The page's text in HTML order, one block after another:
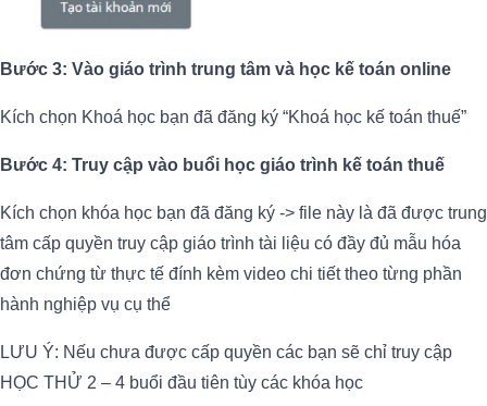
Bước 3: Vào giáo trình trung tâm và học kế toán online
Kích chọn Khoá học bạn đã đăng ký “Khoá học kế toán thuế”
Bước 4: Truy cập vào buổi học giáo trình kế toán thuế
Kích chọn khóa học bạn đã đăng ký -> file này là đã được trung
tâm cấp quyền truy cập giáo trình tài liệu có đầy đủ mẫu hóa
đơn chứng từ thực tế đính kèm video chi tiết theo từng phần
hành nghiệp vụ cụ thể
LƯU Ý: Nếu chưa được cấp quyền các bạn sẽ chỉ truy cập
HỌC THỬ 2 – 4 buổi đầu tiên tùy các khóa học